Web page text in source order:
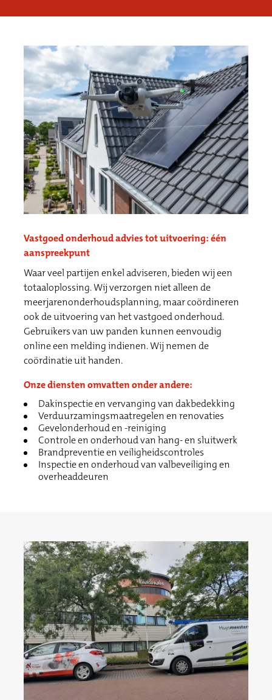
Vastgoed onderhoud advies tot uitvoering: één
aanspreekpunt
Waar veel partijen enkel adviseren, bieden wij een
totaaloplossing. Wij verzorgen niet alleen de
meerjarenonderhoudsplanning, maar coördineren
ook de uitvoering van het vastgoed onderhoud.
Gebruikers van uw panden kunnen eenvoudig
online een melding indienen. Wij nemen de
coördinatie uit handen.
Onze diensten omvatten onder andere:
Dakinspectie en vervanging van dakbedekking
Verduurzamingsmaatregelen en renovaties
Gevelonderhoud en -reiniging
Controle en onderhoud van hang- en sluitwerk
Brandpreventie en veiligheidscontroles
Inspectie en onderhoud van valbeveiliging en
overheaddeuren